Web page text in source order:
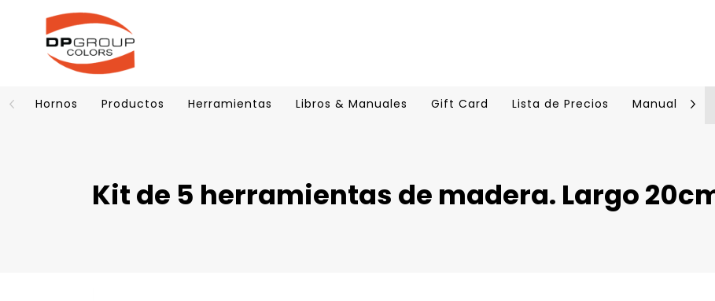
Hornos Productos Herramientas Libros & Manuales Gift Card Lista de Precios Manual
Kit de 5 herramientas de madera. Largo